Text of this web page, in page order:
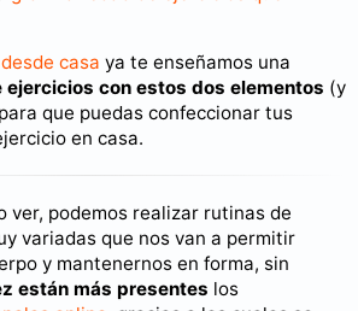
casa ya te enseñamos una
con estos dos elementos (y
que puedas confeccionar tus
en casa.
ver, podemos realizar rutinas de
variadas que nos van a permitir
y mantenernos en forma, sin
están más presentes los